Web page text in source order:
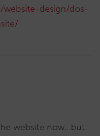
website-design/dos-
website now…but